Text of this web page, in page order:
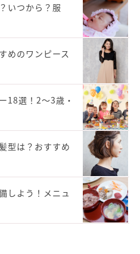
いつから？服
めのワンピース
18選！2～3歳・
型は？おすすめ
しよう！メニュ